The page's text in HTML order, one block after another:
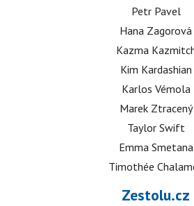
Petr Pavel
Hana Zagorová
Kazma
Kim Kardashian
Karlos Vémola
Marek Ztracený
Taylor Swift
Emma Smetana
Timothée
Zestolu.cz